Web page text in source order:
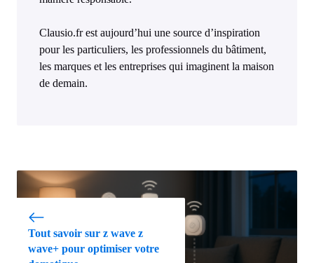
Clausio.fr est aujourd’hui une source d’inspiration
pour les particuliers, les professionnels du bâtiment,
les marques et les entreprises qui imaginent la maison
de demain.
Tout savoir sur z wave z
wave+ pour optimiser votre